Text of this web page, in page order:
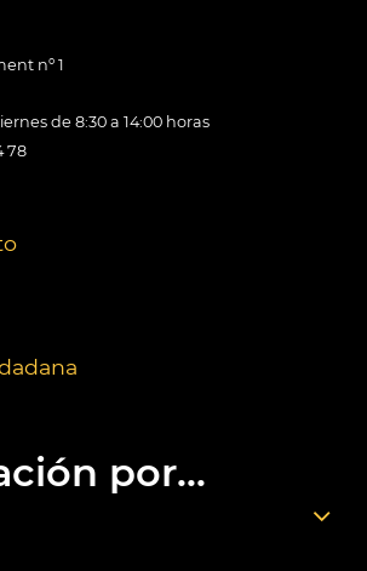
nº 1
de 8:30 a 14:00 horas
78
por...